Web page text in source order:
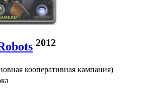
2012
кооперативная кампания)